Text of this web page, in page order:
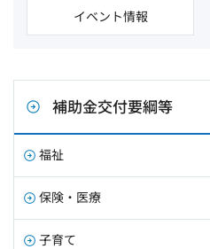
イベント情報
補助金交付要綱等
福祉
保険・医療
子育て